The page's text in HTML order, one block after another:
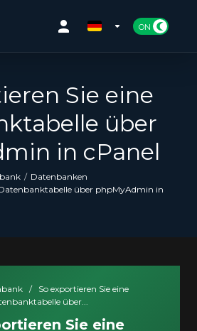
Sie eine
über
in cPanel
Datenbanken
Datenbanktabelle über phpMyAdmin in
/
So exportieren Sie eine
über...
Sie eine